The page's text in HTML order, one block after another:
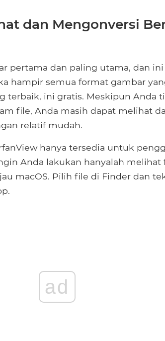
dan Mengonversi
pertama dan paling utama, dan
hampir semua format gambar
terbaik, ini gratis. Meskipun Anda
file, Anda masih dapat melihat
relatif mudah.
hanya tersedia untuk
Anda lakukan hanyalah melihat
macOS. Pilih file di Finder dan
ad